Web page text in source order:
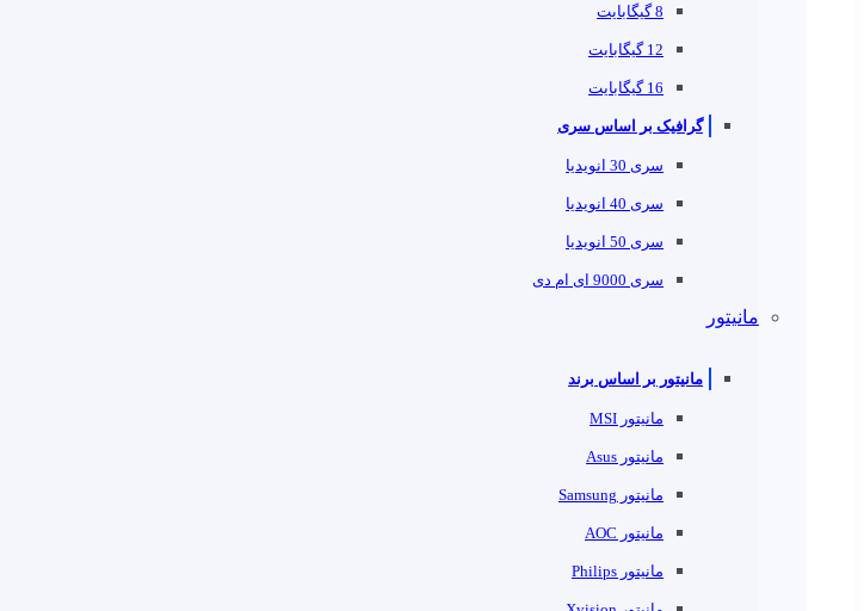
8 گیگابایت
12 گیگابایت
16 گیگابایت
گرافیک بر اساس سری
سری 30 انویدیا
سری 40 انویدیا
سری 50 انویدیا
سری 9000 ای ام دی
مانیتور
مانیتور بر اساس برند
مانیتور MSI
مانیتور Asus
مانیتور Samsung
مانیتور AOC
مانیتور Philips